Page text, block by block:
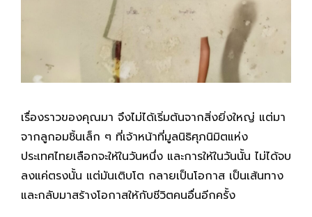
เรื่องราวของคุณมา จึงไม่ได้เริ่มต้นจากสิ่งยิ่งใหญ่ แต่มา
จากลูกอมชิ้นเล็ก ๆ ที่เจ้าหน้าที่มูลนิธิศุภนิมิตแห่ง
ประเทศไทยเลือกจะให้ในวันหนึ่ง และการให้ในวันนั้น ไม่ได้จบ
ลงแค่ตรงนั้น แต่มันเติบโต กลายเป็นโอกาส เป็นเส้นทาง
และกลับมาสร้างโอกาสให้กับชีวิตคนอื่นอีกครั้ง